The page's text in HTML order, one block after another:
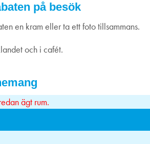
på besök
en kram eller ta ett foto tillsammans.
och i cafét.
ägt rum.